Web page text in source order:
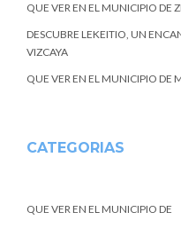
QUE VER EN EL MUNICIPIO DE
DESCUBRE LEKEITIO, UN
VIZCAYA
QUE VER EN EL MUNICIPIO DE
CATEGORIAS
QUE VER EN EL MUNICIPIO DE